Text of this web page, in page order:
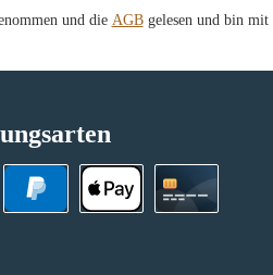
und die AGBgelesen und bin mit